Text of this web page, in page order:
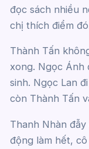
đọc sách nhiều
chị thích điểm
Thành Tấn
xong. Ngọc Ánh
sinh. Ngọc Lan
còn Thành Tấn
Thanh Nhàn
động làm hết,